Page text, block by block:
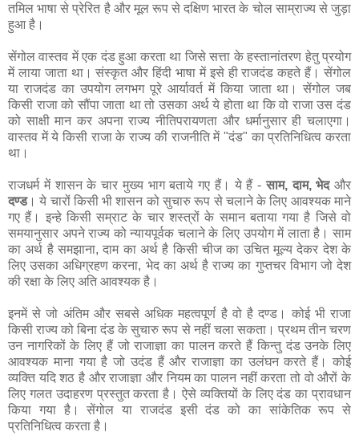
तमिल भाषा से प्रेरित है और मूल रूप से दक्षिण भारत के चोल साम्राज्य से जुड़ा
हुआ है।
सेंगोल वास्तव में एक दंड हुआ करता था जिसे सत्ता के हस्तानांतरण हेतु प्रयोग
में लाया जाता था। संस्कृत और हिंदी भाषा में इसे ही राजदंड कहते हैं। सेंगोल
या राजदंड का उपयोग लगभग पूरे आर्यावर्त में किया जाता था। सेंगोल जब
किसी राजा को सौंपा जाता था तो उसका अर्थ ये होता था कि वो राजा उस दंड
को साक्षी मान कर अपना राज्य नीतिपरायणता और धर्मानुसार ही चलाएगा।
वास्तव में ये किसी राजा के राज्य की राजनीति में "दंड" का प्रतिनिधित्व करता
था।
राजधर्म में शासन के चार मुख्य भाग बताये गए हैं। ये हैं -साम, दाम, भेदऔर
दण्ड। ये चारों किसी भी शासन को सुचारु रूप से चलाने के लिए आवश्यक माने
गए हैं। इन्हे किसी सम्राट के चार शस्त्रों के समान बताया गया है जिसे वो
समयानुसार अपने राज्य को न्यायपूर्वक चलाने के लिए उपयोग में लाता है। साम
का अर्थ है समझाना, दाम का अर्थ है किसी चीज का उचित मूल्य देकर देश के
लिए उसका अधिग्रहण करना, भेद का अर्थ है राज्य का गुप्तचर विभाग जो देश
की रक्षा के लिए अति आवश्यक है।
इनमें से जो अंतिम और सबसे अधिक महत्वपूर्ण है वो है दण्ड। कोई भी राजा
किसी राज्य को बिना दंड के सुचारु रूप से नहीं चला सकता। प्रथम तीन चरण
उन नागरिकों के लिए हैं जो राजाज्ञा का पालन करते हैं किन्तु दंड उनके लिए
आवश्यक माना गया है जो उदंड हैं और राजाज्ञा का उलंघन करते हैं। कोई
व्यक्ति यदि शठ है और राजाज्ञा और नियम का पालन नहीं करता तो वो औरों के
लिए गलत उदाहरण प्रस्तुत करता है। ऐसे व्यक्तियों के लिए दंड का प्रावधान
किया गया है। सेंगोल या राजदंड इसी दंड को का सांकेतिक रूप से
प्रतिनिधित्व करता है।